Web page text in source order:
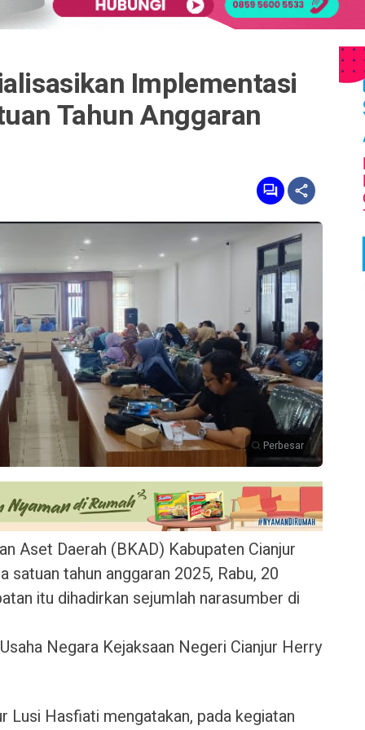
Implementasi
Tahun Anggaran
Perbesar
Aset Daerah (BKAD) Kabupaten Cianjur
satuan tahun anggaran 2025, Rabu, 20
itu dihadirkan sejumlah narasumber di
Negara Kejaksaan Negeri Cianjur Herry
Lusi Hasfiati mengatakan, pada kegiatan